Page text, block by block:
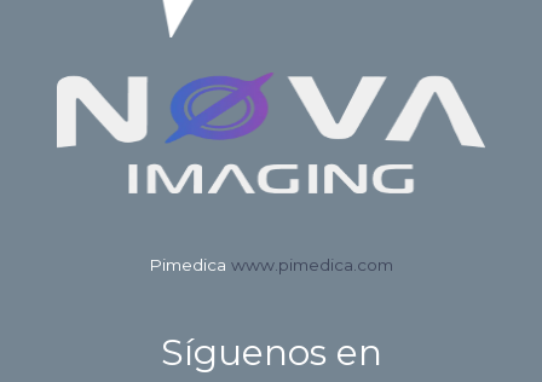
Pimedica www.pimedica.com
Síguenos en